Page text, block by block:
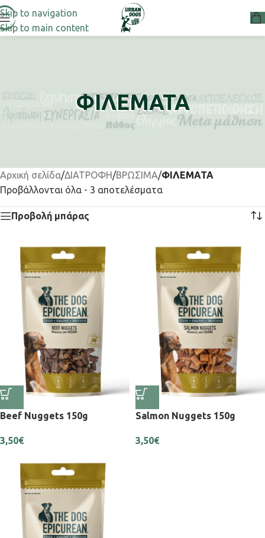
Skip to navigation
Skip to main content
ΦΙΛΕΜΑΤΑ
Αρχική σελίδα/ΔΙΑΤΡΟΦΗ/ΒΡΩΣΙΜΑ/ΦΙΛΕΜΑΤΑ
Προβάλλονται όλα - 3 αποτελέσματα
Προβολή μπάρας
Beef Nuggets 150g
3,50€
Salmon Nuggets 150g
3,50€